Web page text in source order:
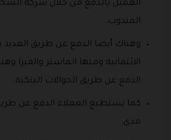
العميل بالدفع من خلال شركة
المندوب.
وهناك أيضا الدفع عن طريق العديد
الائتمانية ومنها الماستر والفيزا
الدفع عن طريق الحوالات البنكية.
كما يستطيع العملاء الدفع عن
مدى.